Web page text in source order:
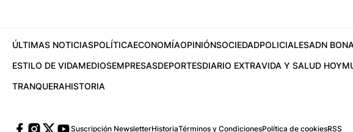
ÚLTIMAS NOTICIASPOLÍTICAECONOMÍAOPINIÓNSOCIEDADPOLICIALESADN
ESTILO DE VIDAMEDIOSEMPRESASDEPORTESDIARIO EXTRAVIDA Y SALUD HOY
TRANQUERAHISTORIA
Suscripción NewsletterHistoriaTérminos y CondicionesPolítica de cookiesRSS